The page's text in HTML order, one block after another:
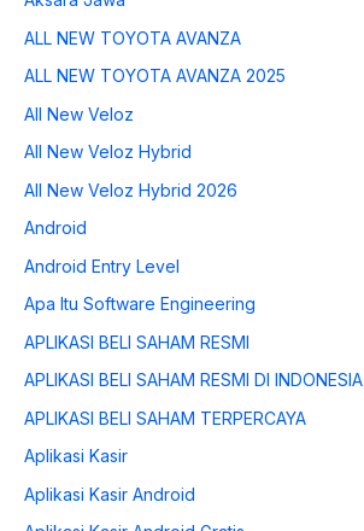
ALL NEW TOYOTA AVANZA
ALL NEW TOYOTA AVANZA 2025
All New Veloz
All New Veloz Hybrid
All New Veloz Hybrid 2026
Android
Android Entry Level
Apa Itu Software Engineering
APLIKASI BELI SAHAM RESMI
APLIKASI BELI SAHAM RESMI DI INDONESIA
APLIKASI BELI SAHAM TERPERCAYA
Aplikasi Kasir
Aplikasi Kasir Android